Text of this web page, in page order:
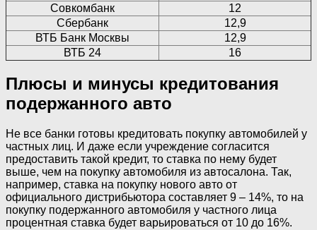
Совкомбанк
12
Сбербанк
12,9
ВТБ Банк Москвы
12,9
ВТБ 24
16
Плюсы и минусы кредитования
подержанного авто
Не все банки готовы кредитовать покупку автомобилей у
частных лиц. И даже если учреждение согласится
предоставить такой кредит, то ставка по нему будет
выше, чем на покупку автомобиля из автосалона. Так,
например, ставка на покупку нового авто от
официального дистрибьютора составляет 9 – 14%, то на
покупку подержанного автомобиля у частного лица
процентная ставка будет варьироваться от 10 до 16%.